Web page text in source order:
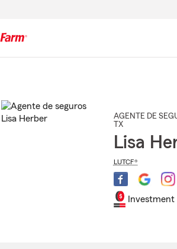
AGENTE DE
TX
Lisa
LUTCF®
Investment